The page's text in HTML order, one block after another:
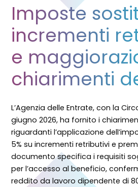
Imposte
incrementi
e
chiarimenti
L’Agenzia delle Entrate, con la
giugno 2026, ha fornito i
riguardanti l’applicazione
5% su incrementi retributivi e
documento specifica i requisiti
per l’accesso al beneficio,
reddito da lavoro dipendente di